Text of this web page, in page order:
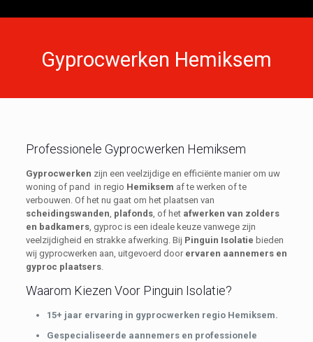
Gyprocwerken Hemiksem
Professionele Gyprocwerken Hemiksem
Gyprocwerken zijn een veelzijdige en efficiënte manier om uw
woning of pand in regio Hemiksem af te werken of te
verbouwen. Of het nu gaat om het plaatsen van
scheidingswanden plafonds, of het afwerken van zolders
en badkamers, gyproc is een ideale keuze vanwege zijn
veelzijdigheid en strakke afwerking. Bij Pinguin Isolatie bieden
wij gyprocwerken aan, uitgevoerd door ervaren aannemers en
gyproc plaatsers.
Waarom Kiezen Voor Pinguin Isolatie?
15+ jaar ervaring in gyprocwerken regio Hemiksem.
Gespecialiseerde aannemers en professionele